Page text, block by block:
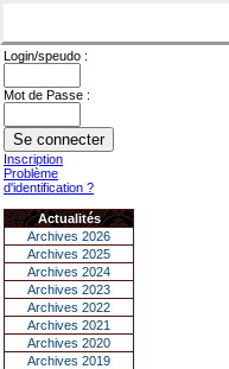
Login/speudo :
Mot de Passe :
Inscription
Problème
d'identification ?
Actualités
Archives 2026
Archives 2025
Archives 2024
Archives 2023
Archives 2022
Archives 2021
Archives 2020
Archives 2019